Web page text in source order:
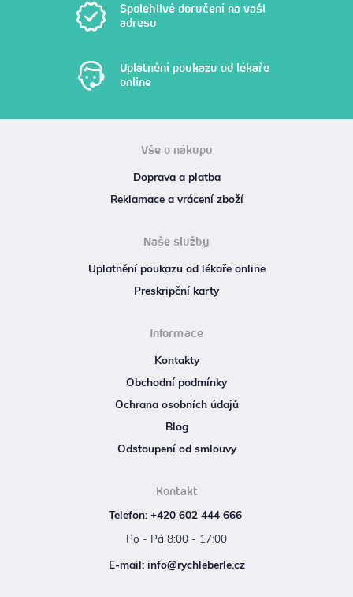
Spolehlivé doručení na vaši
adresu
Uplatnění poukazu od lékaře
online
Vše o nákupu
Doprava a platba
Reklamace a vrácení zboží
Naše služby
Uplatnění poukazu od lékaře online
Preskripční karty
Informace
Kontakty
Obchodní podmínky
Ochrana osobních údajů
Blog
Odstoupení od smlouvy
Kontakt
Telefon: +420 602 444 666
Po - Pá 8:00 - 17:00
E‑mail: info@rychleberle.cz